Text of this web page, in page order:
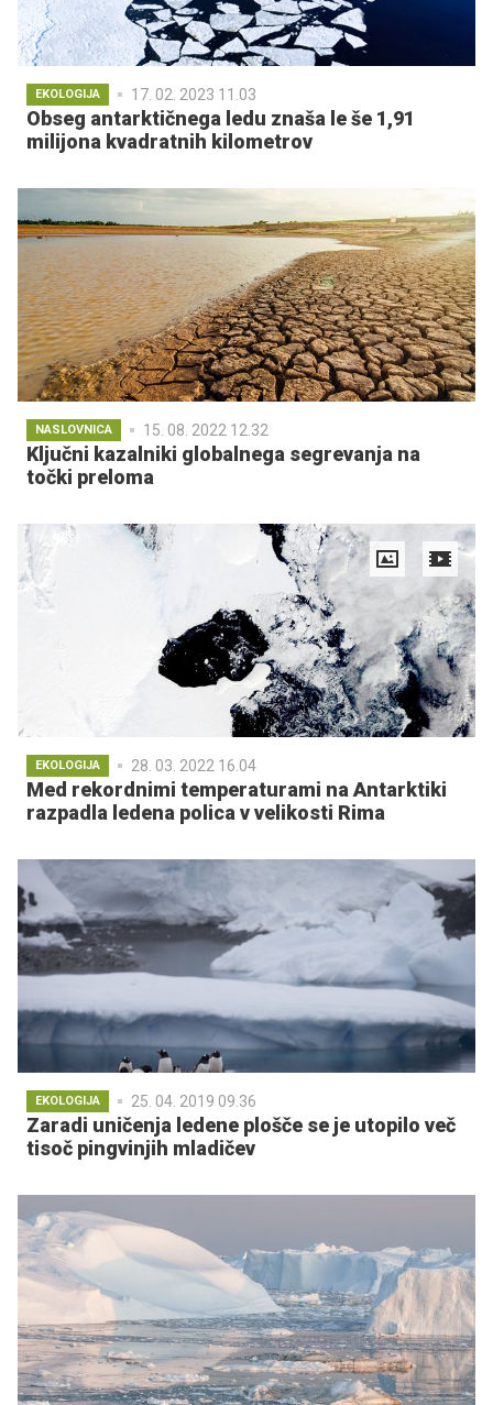
EKOLOGIJA 17. 02. 2023 11.03
Obseg antarktičnega ledu znaša le še 1,91
milijona kvadratnih kilometrov
NASLOVNICA 15. 08. 2022 12.32
Ključni kazalniki globalnega segrevanja na
točki preloma
EKOLOGIJA 28. 03. 2022 16.04
Med rekordnimi temperaturami na Antarktiki
razpadla ledena polica v velikosti Rima
EKOLOGIJA 25. 04. 2019 09.36
Zaradi uničenja ledene plošče se je utopilo več
tisoč pingvinjih mladičev